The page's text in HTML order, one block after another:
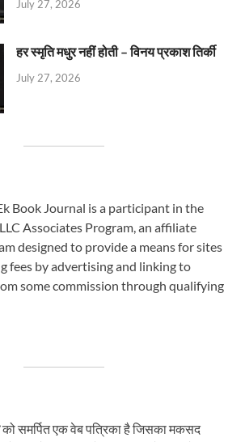
July 27, 2026
हर स्मृति मधुर नहीं होती – विनय प्रकाश तिर्की
July 27, 2026
Book Journal is a participant in the
Associates Program, an affiliate
designed to provide a means for sites
fees by advertising and linking to
some commission through qualifying
को समर्पित एक वेब पत्रिका है जिसका मकसद